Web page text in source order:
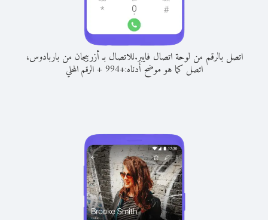
اتصل بالرقم من لوحة اتصال فايبر.للاتصال بـ أزربيجان من باربادوس،
اتصل كما هو موضح أدناه:+
994
+الرقم المحلي